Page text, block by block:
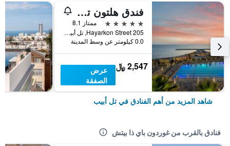
فندق هلتون تل أبيب
5 نجوم
ممتاز 8.1
205 Hayarkon Street, تل أبيب, منطقة متروبوليتان تل أبيب, اسرائيل
0.0 كيلومتر عن وسط المدينة
2,547 ﷼
عرض
الصفقة
شاهد المزيد من أهم الفنادق في تل أبيب
فنادق بالقرب من غوردون باي ذا بيتش